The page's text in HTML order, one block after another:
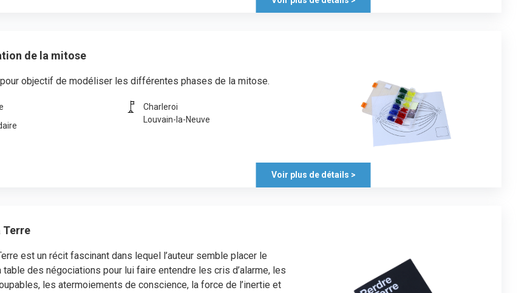
de la mitose
objectif de modéliser les différentes phases de la mitose.
Charleroi
Louvain-la-Neuve
Voir plus de détails >
Terre
est un récit fascinant dans lequel l’auteur semble placer le
table des négociations pour lui faire entendre les cris d’alarme, les
les atermoiements de conscience, la force de l’inertie et